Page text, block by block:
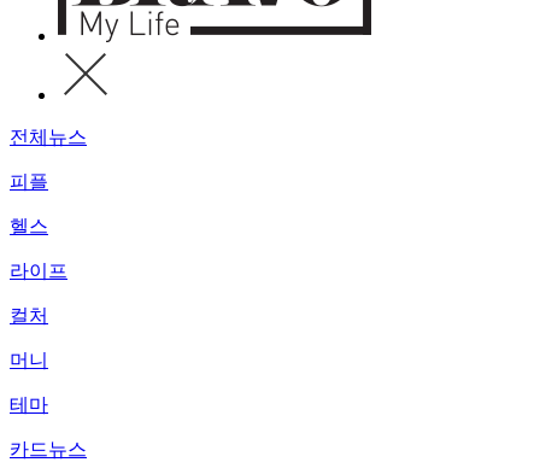
전체뉴스
피플
헬스
라이프
컬처
머니
테마
카드뉴스